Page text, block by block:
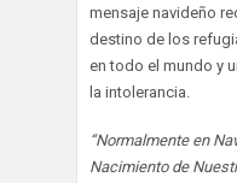
mensaje navideño
destino de los
en todo el mundo y
la intolerancia.
“Normalmente en
Nacimiento de